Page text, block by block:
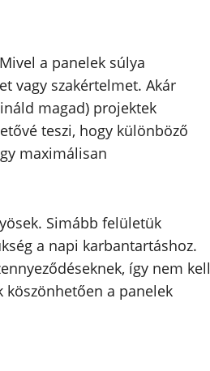
a panelek súlya
vagy szakértelmet. Akár
magad) projektek
teszi, hogy különböző
maximálisan
Simább felületük
a napi karbantartáshoz.
így nem kell
köszönhetően a panelek